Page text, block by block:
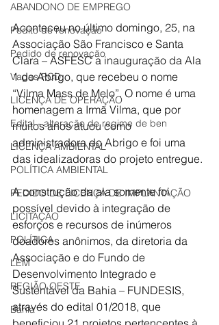
ABANDONO DE EMPREGO
Pedito de renovação
Pedido de renovação
Vagas PCD
LICENÇA DE OPERAÇÃO
Edital - alteração de regime de ben
LICENÇA AMBIENTAL
POLÍTICA AMBIENTAL
PEDIDO DE LICENÇA DE IMPLANTAÇÃO
LICITAÇÃO
POLÍTICA
LEM
REGIÃO OESTE
Bahia
Aconteceu no último domingo, 25, na
Associação São Francisco e Santa
Clara – ASFESC a inauguração da Ala
1 do Abrigo, que recebeu o nome
“Vilma Mass de Melo”. O nome é uma
homenagem a Irmã Vilma, que por
muitos anos atuou como
administradora do Abrigo e foi uma
das idealizadoras do projeto entregue.
A construção da ala somente foi
possível devido à integração de
esforços e recursos de inúmeros
doadores anônimos, da diretoria da
Associação e do Fundo de
Desenvolvimento Integrado e
Sustentável da Bahia – FUNDESIS,
através do edital 01/2018, que